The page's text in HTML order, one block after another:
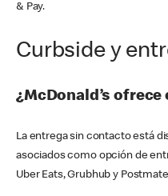
& Pay.
Curbside y
¿McDonald’s
La entrega sin contacto está
asociados como opción de
Uber Eats, Grubhub y